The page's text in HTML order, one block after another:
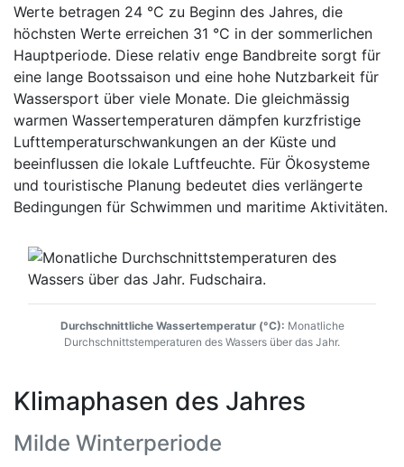
Werte betragen 24 °C zu Beginn des Jahres, die
höchsten Werte erreichen 31 °C in der sommerlichen
Hauptperiode. Diese relativ enge Bandbreite sorgt für
eine lange Bootssaison und eine hohe Nutzbarkeit für
Wassersport über viele Monate. Die gleichmässig
warmen Wassertemperaturen dämpfen kurzfristige
Lufttemperaturschwankungen an der Küste und
beeinflussen die lokale Luftfeuchte. Für Ökosysteme
und touristische Planung bedeutet dies verlängerte
Bedingungen für Schwimmen und maritime Aktivitäten.
Durchschnittliche Wassertemperatur (°C): Monatliche
Durchschnittstemperaturen des Wassers über das Jahr.
Klimaphasen des Jahres
Milde Winterperiode